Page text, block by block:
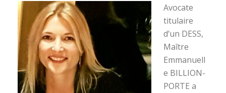
Avocate
titulaire
d’un DESS,
Maître
Emmanuell
e BILLION-
PORTE a